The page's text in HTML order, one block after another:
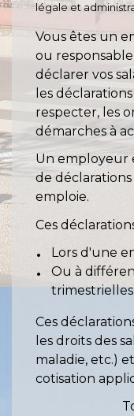
légale et
Vous êtes un
ou
déclarer vos
les
respecter, les
démarches à
Un employeur
de déclarations
emploie.
Ces
Lors d'une
Ou à
Ces
les droits des
maladie, etc.)
cotisation